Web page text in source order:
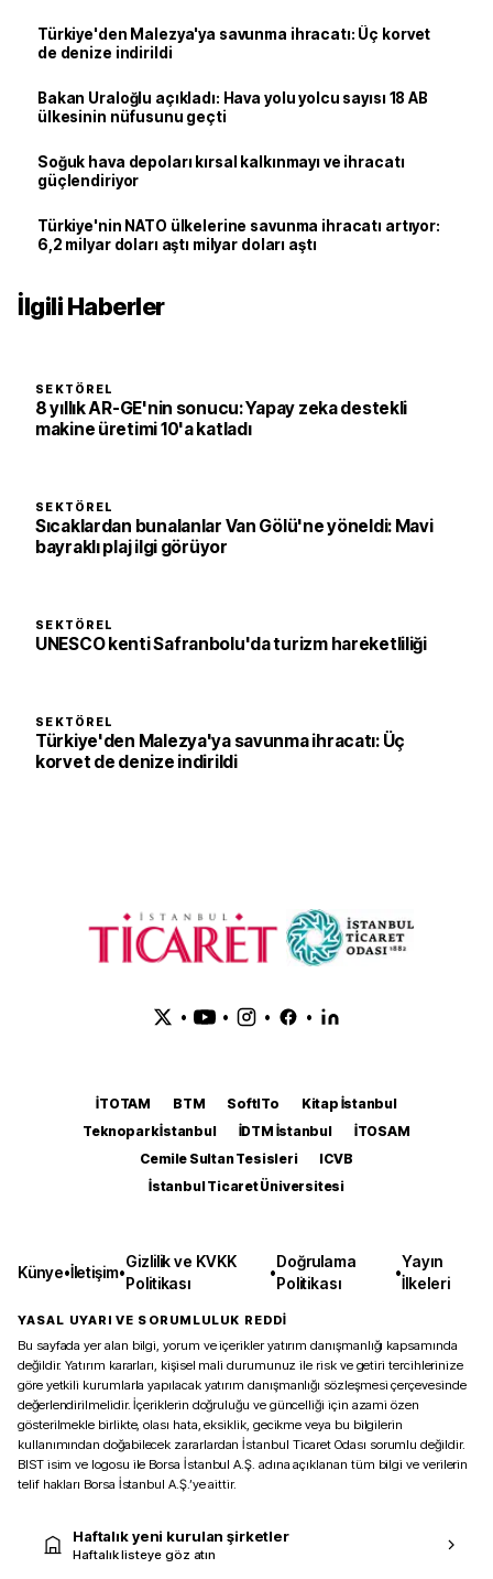
Türkiye'den Malezya'ya savunma ihracatı: Üç korvet
de denize indirildi
Bakan Uraloğlu açıkladı: Hava yolu yolcu sayısı 18 AB
ülkesinin nüfusunu geçti
Soğuk hava depoları kırsal kalkınmayı ve ihracatı
güçlendiriyor
Türkiye'nin NATO ülkelerine savunma ihracatı artıyor:
6,2 milyar doları aştı milyar doları aştı
İlgili Haberler
SEKTÖREL
8 yıllık AR-GE'nin sonucu: Yapay zeka destekli
makine üretimi 10'a katladı
SEKTÖREL
Sıcaklardan bunalanlar Van Gölü'ne yöneldi: Mavi
bayraklı plaj ilgi görüyor
SEKTÖREL
UNESCO kenti Safranbolu'da turizm hareketliliği
SEKTÖREL
Türkiye'den Malezya'ya savunma ihracatı: Üç
korvet de denize indirildi
• • • •
İTOTAM BTM SoftITo
Kitap İstanbul
Teknopark İstanbul
İDTM İstanbul
İTOSAM
Cemile Sultan Tesisleri
ICVB
İstanbul Ticaret Üniversitesi
Künye•İletişim•
Gizlilik ve KVKK
Politikası
•
Doğrulama
Politikası
•
Yayın
İlkeleri
YASAL UYARI VE SORUMLULUK REDDİ
Bu sayfada yer alan bilgi, yorum ve içerikler yatırım danışmanlığı kapsamında
değildir. Yatırım kararları, kişisel mali durumunuz ile risk ve getiri tercihlerinize
göre yetkili kurumlarla yapılacak yatırım danışmanlığı sözleşmesi çerçevesinde
değerlendirilmelidir. İçeriklerin doğruluğu ve güncelliği için azami özen
gösterilmekle birlikte, olası hata, eksiklik, gecikme veya bu bilgilerin
kullanımından doğabilecek zararlardan İstanbul Ticaret Odası sorumlu değildir.
BIST isim ve logosu ile Borsa İstanbul A.Ş. adına açıklanan tüm bilgi ve verilerin
telif hakları Borsa İstanbul A.Ş.’ye aittir.
Haftalık yeni kurulan şirketler
Haftalık listeye göz atın